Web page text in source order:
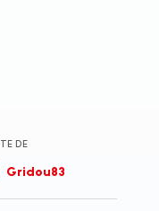
DE
Gridou83